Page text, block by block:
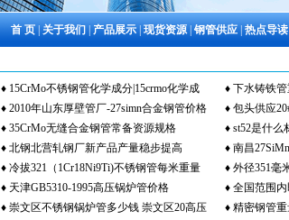
首 页|关于我们|产品展示|现货资源|钢管供应|热点导读
♦ 15CrMo不锈钢管化学成分|15crmo化学成
分|15crmo化学成份
♦ 下水铸铁
♦ 2010年山东厚壁管厂-27simn合金钢管价格 ♦ 包头供应
♦ 35CrMo无缝合金钢管常备资源规格 ♦ st52是什么
♦ 北钢北营轧钢厂新产品产量稳步提高 ♦ 南昌
价格
♦ 冷拔321（1Cr18Ni9Ti)不锈钢管每米重量
表（2）
♦ 外径351毫
钢管现货
♦ 天津GB5310-1995高压锅炉管价格 ♦ 全国范围
管厂的季节
♦ 崇文区不锈钢锅炉管多少钱 崇文区20高压
♦ 精密钢管